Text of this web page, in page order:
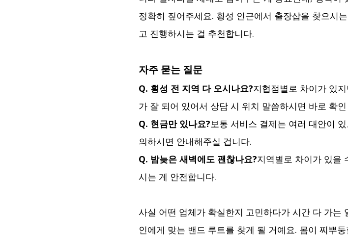
정확히 짚어주세요. 횡성 인근에서 출장샵을 찾으시
고 진행하시는 걸 추천합니다.
자주 묻는 질문
Q. 횡성 전 지역 다 오시나요?지협점별로 차이가 있
가 잘 되어 있어서 상담 시 위치 말씀하시면 바로 확
Q. 현금만 있나요?보통 서비스 결제는 여러 대안이
의하시면 안내해주실 겁니다.
Q. 밤늦은 새벽에도 괜찮나요?지역별로 차이가 있을
시는 게 안전합니다.
사실 어떤 업체가 확실한지 고민하다가 시간 다 가는
인에게 맞는 밴드 루트를 찾게 될 거예요. 몸이 찌뿌